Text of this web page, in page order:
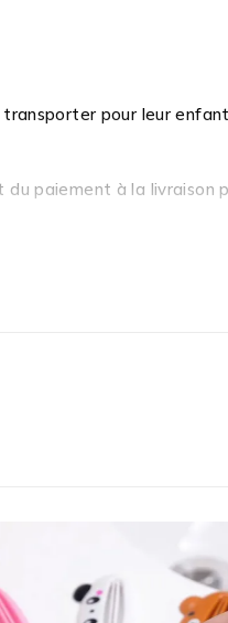
pour leur
du paiement à la livraison